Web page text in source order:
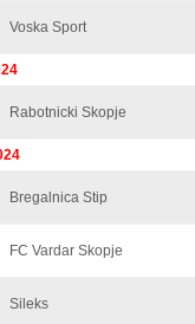
Voska Sport
Rabotnicki Skopje
Bregalnica Stip
FC Vardar Skopje
Sileks